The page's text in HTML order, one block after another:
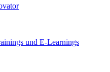
und E-Learnings